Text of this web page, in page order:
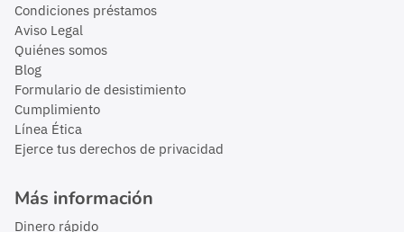
Condiciones préstamos
Aviso Legal
Quiénes somos
Blog
Formulario de desistimiento
Cumplimiento
Línea Ética
Ejerce tus derechos de privacidad
Más información
Dinero rápido